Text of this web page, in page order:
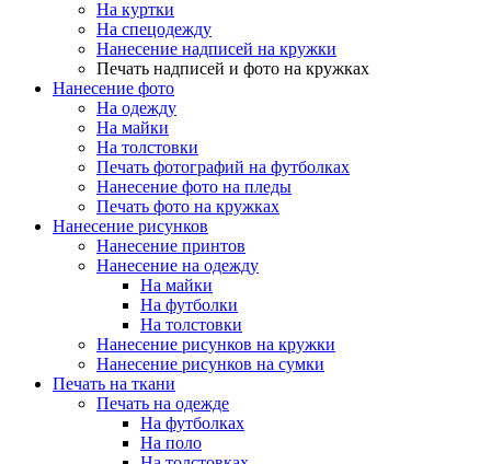
На куртки
На спецодежду
Нанесение надписей на кружки
Печать надписей и фото на кружках
Нанесение фото
На одежду
На майки
На толстовки
Печать фотографий на футболках
Нанесение фото на пледы
Печать фото на кружках
Нанесение рисунков
Нанесение принтов
Нанесение на одежду
На майки
На футболки
На толстовки
Нанесение рисунков на кружки
Нанесение рисунков на сумки
Печать на ткани
Печать на одежде
На футболках
На поло